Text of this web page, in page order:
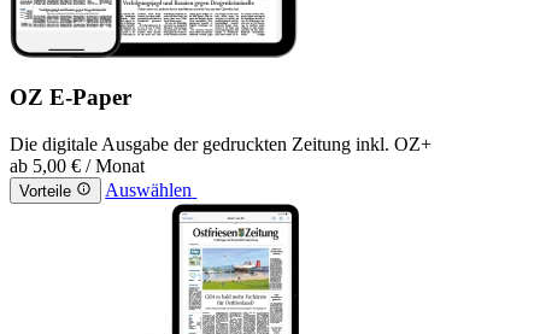
OZ E-Paper
Die digitale Ausgabe der gedruckten Zeitung inkl. OZ+
ab 5,00 € / Monat
Vorteile Auswählen